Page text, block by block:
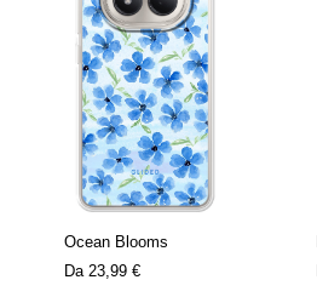
Ocean Blooms
Da 23,99 €